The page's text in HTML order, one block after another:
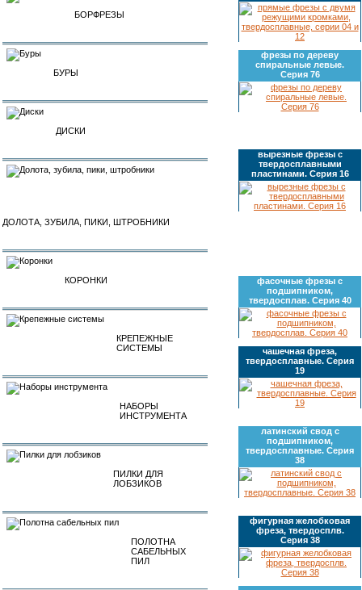
БОРФРЕЗЫ
БУРЫ
ДИСКИ
ДОЛОТА, ЗУБИЛА, ПИКИ, ШТРОБНИКИ
КОРОНКИ
КРЕПЕЖНЫЕ
СИСТЕМЫ
НАБОРЫ
ИНСТРУМЕНТА
ПИЛКИ ДЛЯ
ЛОБЗИКОВ
ПОЛОТНА
САБЕЛЬНЫХ
ПИЛ
фрезы по дереву
спиральные левые.
Серия 76
вырезные фрезы с
твердосплавными
пластинами. Серия 16
фасочные фрезы с
подшипником,
твердосплав. Серия 40
чашечная фреза,
твердосплавные. Серия
19
латинский свод с
подшипником,
твердосплавные. Серия
38
фигурная желобковая
фреза, твердосплв.
Серия 38